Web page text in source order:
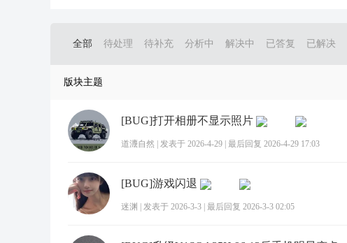
全部 待处理 待补充 分析中 解决中 已答复 已解决
版块主题
[BUG]打开相册不显示照片
道灋自然 发表于 2026-4-29 最后回复 2026-4-29 17:03
[BUG]游戏闪退
迷渊 发表于 2026-3-3 最后回复 2026-3-3 02:05